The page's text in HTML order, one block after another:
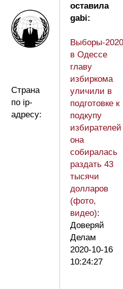
Страна
по ip-
адресу:
оставила
gabi:
Выборы-
в Одессе
главу
избиркома
уличили в
подготовке к
подкупу
она
собиралась
раздать 43
тысячи
долларов
(фото,
видео):
Доверяй
Делам
2020-10-16
10:24:27